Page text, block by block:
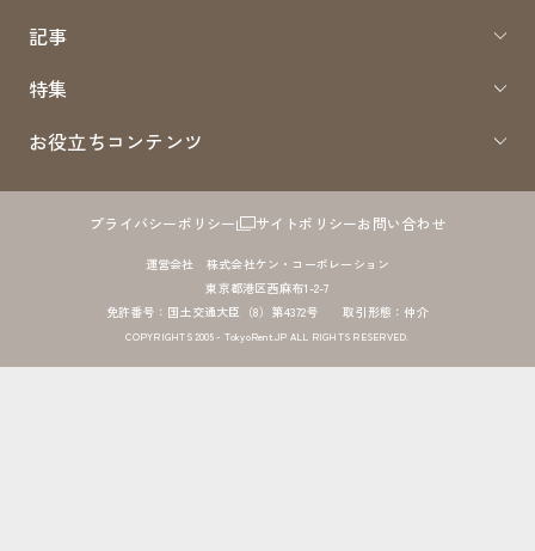
記事
特集
お役立ちコンテンツ
プライバシーポリシー サイトポリシーお問い合わせ
運営会社 株式会社ケン・コーポレーション
東京都港区西麻布1-2-7
免許番号：国土交通大臣（8）第4372号 取引形態：仲介
COPYRIGHTS 2005 - TokyoRent.JP ALL RIGHTS RESERVED.